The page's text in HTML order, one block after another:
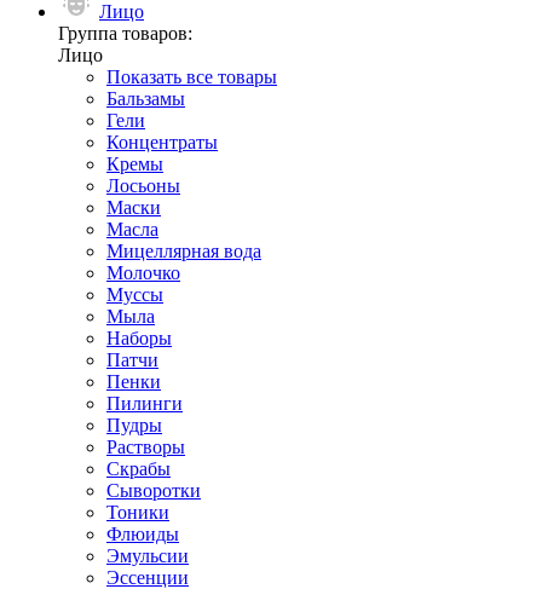
Лицо
Группа товаров:
Лицо
Показать все товары
Бальзамы
Гели
Концентраты
Кремы
Лосьоны
Маски
Масла
Мицеллярная вода
Молочко
Муссы
Мыла
Наборы
Патчи
Пенки
Пилинги
Пудры
Растворы
Скрабы
Сыворотки
Тоники
Флюиды
Эмульсии
Эссенции